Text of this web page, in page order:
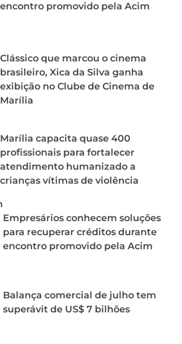
encontro promovido pela Acim
Clássico que marcou o cinema
brasileiro, Xica da Silva ganha
exibição no Clube de Cinema de
Marília
Marília capacita quase 400
profissionais para fortalecer
atendimento humanizado a
crianças vítimas de violência
Empresários conhecem soluções
para recuperar créditos durante
encontro promovido pela Acim
Balança comercial de julho tem
superávit de US$ 7 bilhões